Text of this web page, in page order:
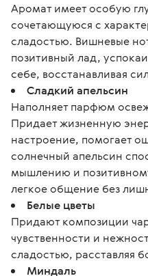
Аромат имеет особую
сочетающуюся с
сладостью. Вишневые
позитивный лад,
себе, восстанавливая
Сладкий апельсин
Наполняет парфюм
Придает жизненную
настроение, помогает
солнечный апельсин
мышлению и
легкое общение без
Белые цветы
Придают композиции
чувственности и
сладостью, расставляя
Миндаль